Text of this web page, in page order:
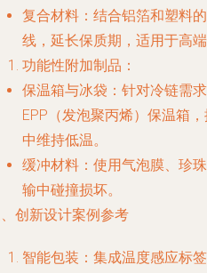
复合材料：结合铝箔和塑料
线，延长保质期，适用于高端
功能性附加制品：
保温箱与冰袋：针对冷链需
EPP（发泡聚丙烯）保温箱
中维持低温。
缓冲材料：使用气泡膜、珍
输中碰撞损坏。
创新设计案例参考
智能包装：集成温度感应标